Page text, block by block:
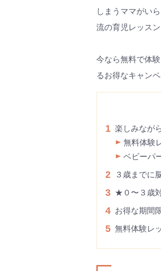
しまうママがい
流の育児レッス
今なら無料で体
るお得なキャンペ
1 楽しみなが
無料体験
ベビーパ
2 ３歳までに
3 ★０〜３歳
4 お得な期間
5 無料体験レ